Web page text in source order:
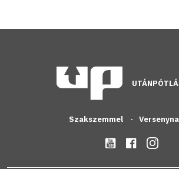
Szakszemmel